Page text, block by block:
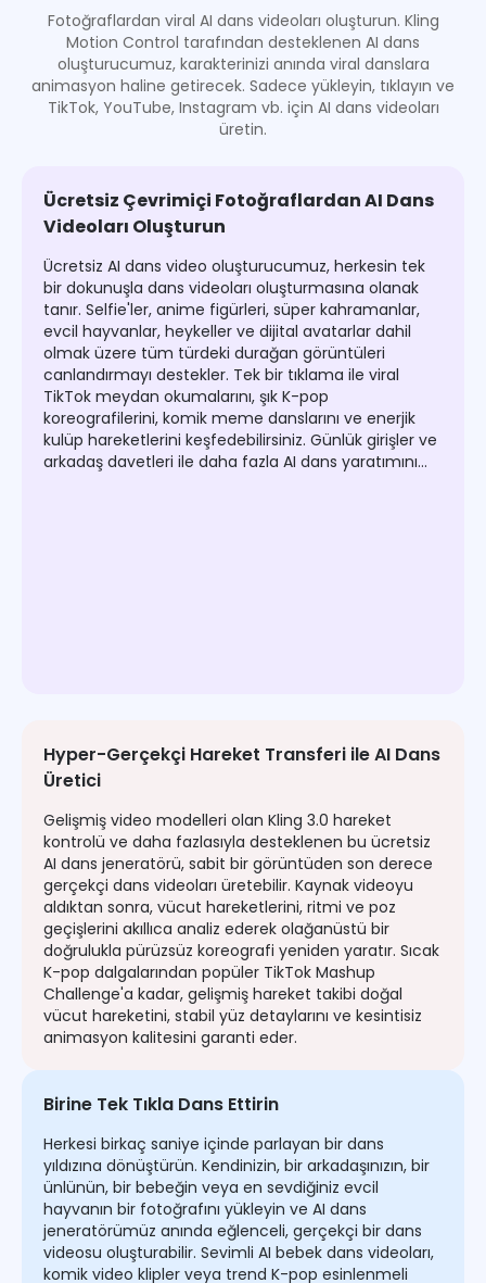
Fotoğraflardan viral AI dans videoları oluşturun. Kling
Motion Control tarafından desteklenen AI dans
oluşturucumuz, karakterinizi anında viral danslara
animasyon haline getirecek. Sadece yükleyin, tıklayın ve
TikTok, YouTube, Instagram vb. için AI dans videoları
üretin.
Ücretsiz Çevrimiçi Fotoğraflardan AI Dans
Videoları Oluşturun
Ücretsiz AI dans video oluşturucumuz, herkesin tek
bir dokunuşla dans videoları oluşturmasına olanak
tanır. Selfie'ler, anime figürleri, süper kahramanlar,
evcil hayvanlar, heykeller ve dijital avatarlar dahil
olmak üzere tüm türdeki durağan görüntüleri
canlandırmayı destekler. Tek bir tıklama ile viral
TikTok meydan okumalarını, şık K-pop
koreografilerini, komik meme danslarını ve enerjik
kulüp hareketlerini keşfedebilirsiniz. Günlük girişler ve
arkadaş davetleri ile daha fazla AI dans yaratımını
Hyper-Gerçekçi Hareket Transferi ile AI Dans
Üretici
Gelişmiş video modelleri olan Kling 3.0 hareket
kontrolü ve daha fazlasıyla desteklenen bu ücretsiz
AI dans jeneratörü, sabit bir görüntüden son derece
gerçekçi dans videoları üretebilir. Kaynak videoyu
aldıktan sonra, vücut hareketlerini, ritmi ve poz
geçişlerini akıllıca analiz ederek olağanüstü bir
doğrulukla pürüzsüz koreografi yeniden yaratır. Sıcak
K-pop dalgalarından popüler TikTok Mashup
Challenge'a kadar, gelişmiş hareket takibi doğal
vücut hareketini, stabil yüz detaylarını ve kesintisiz
animasyon kalitesini garanti eder.
Birine Tek Tıkla Dans Ettirin
Herkesi birkaç saniye içinde parlayan bir dans
yıldızına dönüştürün. Kendinizin, bir arkadaşınızın, bir
ünlünün, bir bebeğin veya en sevdiğiniz evcil
hayvanın bir fotoğrafını yükleyin ve AI dans
jeneratörümüz anında eğlenceli, gerçekçi bir dans
videosu oluşturabilir. Sevimli AI bebek dans videoları,
komik video klipler veya trend K-pop esinlenmeli